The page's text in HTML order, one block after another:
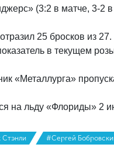
(3:2 в матче, 3-2 в
25 бросков из
в текущем
«Металлурга»
на льду «Флориды» 2
Стэнли #Сергей